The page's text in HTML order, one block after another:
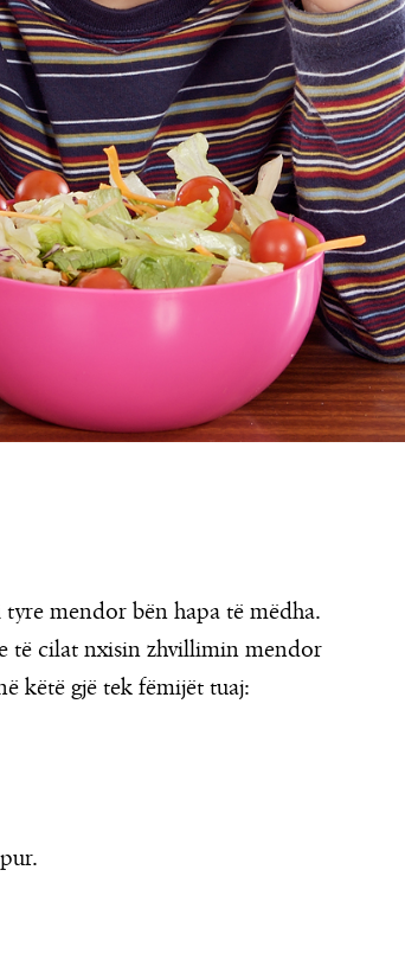
mendor bën hapa të mëdha.
të cilat nxisin zhvillimin mendor
këtë gjë tek fëmijët tuaj: